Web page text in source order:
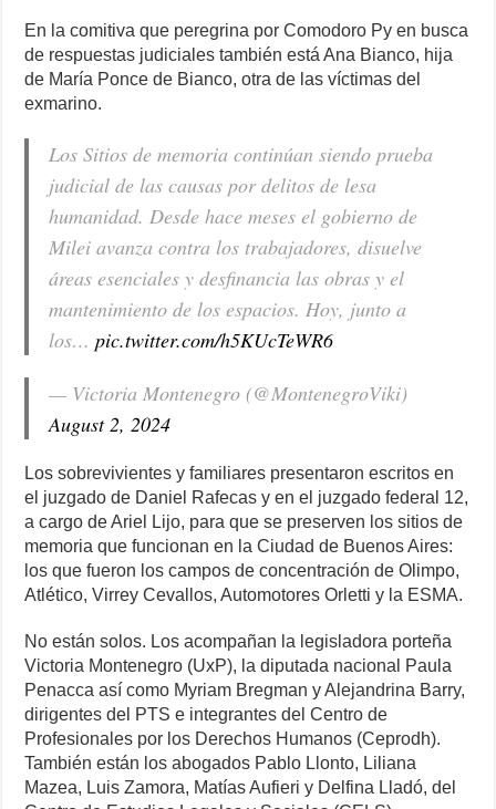
En la comitiva que peregrina por Comodoro Py en busca
de respuestas judiciales también está Ana Bianco, hija
de María Ponce de Bianco, otra de las víctimas del
exmarino.
Los Sitios de memoria continúan siendo prueba
judicial de las causas por delitos de lesa
humanidad. Desde hace meses el gobierno de
Milei avanza contra los trabajadores, disuelve
áreas esenciales y desfinancia las obras y el
mantenimiento de los espacios. Hoy, junto a
los…pic.twitter.com/h5KUcTeWR6
— Victoria Montenegro (@MontenegroViki)
August 2, 2024
Los sobrevivientes y familiares presentaron escritos en
el juzgado de Daniel Rafecas y en el juzgado federal 12,
a cargo de Ariel Lijo, para que se preserven los sitios de
memoria que funcionan en la Ciudad de Buenos Aires:
los que fueron los campos de concentración de Olimpo,
Atlético, Virrey Cevallos, Automotores Orletti y la ESMA.
No están solos. Los acompañan la legisladora porteña
Victoria Montenegro (UxP), la diputada nacional Paula
Penacca así como Myriam Bregman y Alejandrina Barry,
dirigentes del PTS e integrantes del Centro de
Profesionales por los Derechos Humanos (Ceprodh).
También están los abogados Pablo Llonto, Liliana
Mazea, Luis Zamora, Matías Aufieri y Delfina Lladó, del